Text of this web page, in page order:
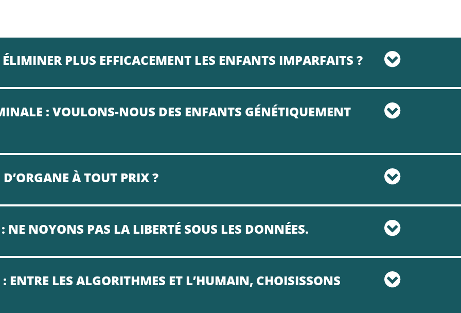
PLUS EFFICACEMENT LES ENFANTS IMPARFAITS ?
: VOULONS-NOUS DES ENFANTS GÉNÉTIQUEMENT
À TOUT PRIX ?
NOYONS PAS LA LIBERTÉ SOUS LES DONNÉES.
ENTRE LES ALGORITHMES ET L’HUMAIN, CHOISISSONS